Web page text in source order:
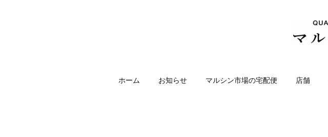
ホーム お知らせ マルシン市場の宅配便 店舗